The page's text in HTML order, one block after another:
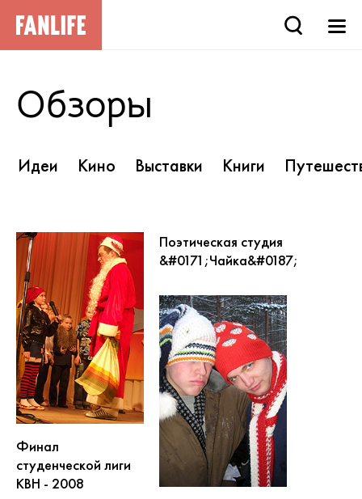
Обзоры
Идеи Кино Выставки Книги
Финал
студенческой лиги
КВН - 2008
Поэтическая студия
&#0171;Чайка&#0187;